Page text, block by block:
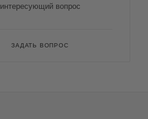
интересующий вопрос
ЗАДАТЬ ВОПРОС